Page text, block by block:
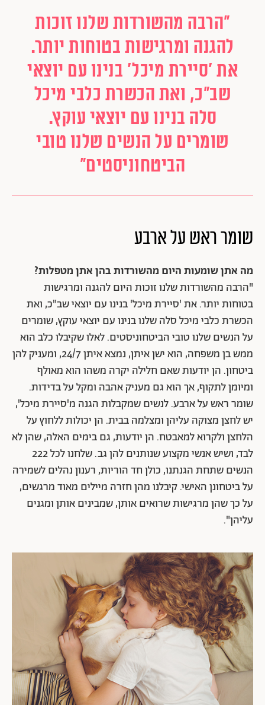
״הרבה מהשורדות שלנו זוכות
להגנה ומרגישות בטוחות יותר.
את 'סיירת מיכל' בנינו עם יוצאי
שב"כ, ואת הכשרת כלבי מיכל
סלה בנינו עם יוצאי עוקץ.
שומרים על הנשים שלנו טובי
הביטחוניסטים״
שומר ראש על ארבע
מה אתן שומעות היום מהשורדות בהן אתן מטפלות?
"הרבה מהשורדות שלנו זוכות היום להגנה ומרגישות
בטוחות יותר. את 'סיירת מיכל' בנינו עם יוצאי שב"כ, ואת
הכשרת כלבי מיכל סלה שלנו בנינו עם יוצאי עוקץ, שומרים
על הנשים שלנו טובי הביטחוניסטים. לאלו שקיבלו כלב הוא
ממש בן משפחה, הוא ישן איתן, נמצא איתן 24/7, ומעניק להן
ביטחון. הן יודעות שאם חלילה יקרה משהו הוא מאולף
ומיומן לתקוף, אך הוא גם מעניק אהבה ומקל על בדידות.
שומר ראש על ארבע. לנשים שמקבלות הגנה מ'סיירת מיכל',
יש לחצן מצוקה עליהן ומצלמה בבית. הן יכולות ללחוץ על
הלחצן ולקרוא למאבטח. הן יודעות, גם בימים האלה, שהן לא
לבד, ושיש אנשי מקצוע שנותנים להן גב. שלחנו לכל 222
הנשים שתחת הגנתנו, כולן חד הוריות, רענון נהלים לשמירה
על ביטחונן האישי. קיבלנו מהן חזרה מיילים מאוד מרגשים,
על כך שהן מרגישות שרואים אותן, שמבינים אותן ומגנים
עליהן".